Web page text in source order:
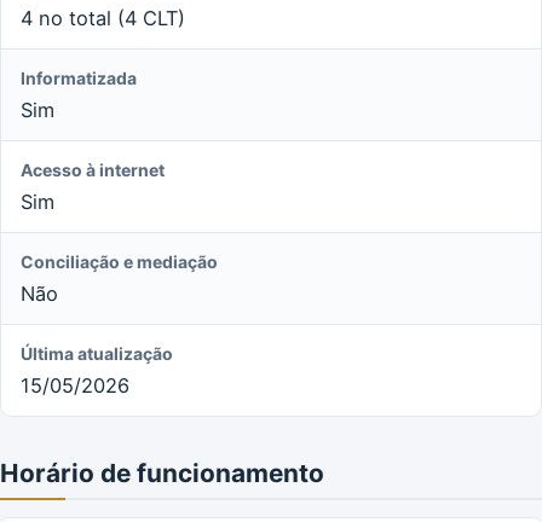
4 no total (4 CLT)
Informatizada
Sim
Acesso à internet
Sim
Conciliação e mediação
Não
Última atualização
15/05/2026
Horário de funcionamento